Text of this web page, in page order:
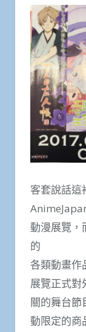
客套說話這
動漫展覽，
的
各類動畫作
展覽正式對
關的舞台節
動限定的商